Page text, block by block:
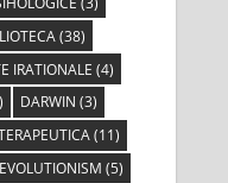
(38)
IRATIONALE (4)
DARWIN (3)
(11)
EVOLUTIONISM (5)